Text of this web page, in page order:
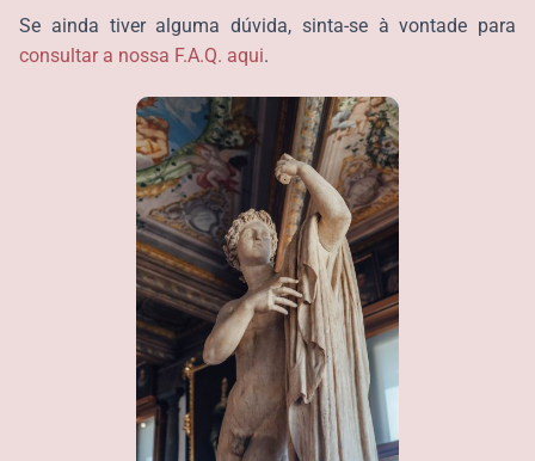
Se ainda tiver alguma dúvida, sinta-se à vontade para
consultar a nossa F.A.Q. aqui.